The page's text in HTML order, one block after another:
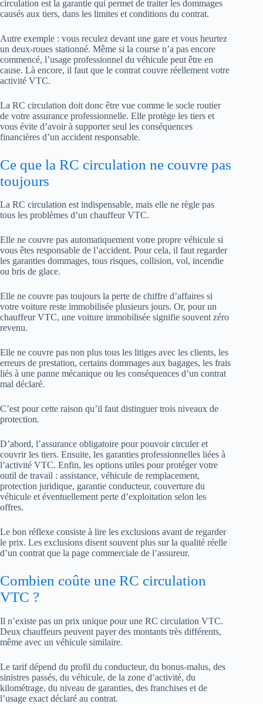
circulation est la garantie qui permet de traiter les dommages
causés aux tiers, dans les limites et conditions du contrat.
Autre exemple : vous reculez devant une gare et vous heurtez
un deux-roues stationné. Même si la course n’a pas encore
commencé, l’usage professionnel du véhicule peut être en
cause. Là encore, il faut que le contrat couvre réellement votre
activité VTC.
La RC circulation doit donc être vue comme le socle routier
de votre assurance professionnelle. Elle protège les tiers et
vous évite d’avoir à supporter seul les conséquences
financières d’un accident responsable.
Ce que la RC circulation ne couvre pas
toujours
La RC circulation est indispensable, mais elle ne règle pas
tous les problèmes d’un chauffeur VTC.
Elle ne couvre pas automatiquement votre propre véhicule si
vous êtes responsable de l’accident. Pour cela, il faut regarder
les garanties dommages, tous risques, collision, vol, incendie
ou bris de glace.
Elle ne couvre pas toujours la perte de chiffre d’affaires si
votre voiture reste immobilisée plusieurs jours. Or, pour un
chauffeur VTC, une voiture immobilisée signifie souvent zéro
revenu.
Elle ne couvre pas non plus tous les litiges avec les clients, les
erreurs de prestation, certains dommages aux bagages, les frais
liés à une panne mécanique ou les conséquences d’un contrat
mal déclaré.
C’est pour cette raison qu’il faut distinguer trois niveaux de
protection.
D’abord, l’assurance obligatoire pour pouvoir circuler et
couvrir les tiers. Ensuite, les garanties professionnelles liées à
l’activité VTC. Enfin, les options utiles pour protéger votre
outil de travail : assistance, véhicule de remplacement,
protection juridique, garantie conducteur, couverture du
véhicule et éventuellement perte d’exploitation selon les
offres.
Le bon réflexe consiste à lire les exclusions avant de regarder
le prix. Les exclusions disent souvent plus sur la qualité réelle
d’un contrat que la page commerciale de l’assureur.
Combien coûte une RC circulation
VTC ?
Il n’existe pas un prix unique pour une RC circulation VTC.
Deux chauffeurs peuvent payer des montants très différents,
même avec un véhicule similaire.
Le tarif dépend du profil du conducteur, du bonus-malus, des
sinistres passés, du véhicule, de la zone d’activité, du
kilométrage, du niveau de garanties, des franchises et de
l’usage exact déclaré au contrat.